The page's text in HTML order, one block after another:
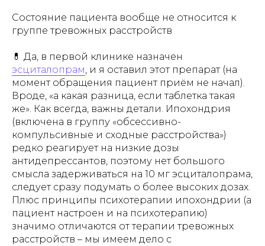
Состояние пациента вообще не относится к
группе тревожных расстройств
💊 Да, в первой клинике назначен
эсциталопрам, и я оставил этот препарат (на
момент обращения пациент приём не начал).
Вроде, «а какая разница, если таблетка такая
же». Как всегда, важны детали. Ипохондрия
(включена в группу «обсессивно-
компульсивные и сходные расстройства»)
редко реагирует на низкие дозы
антидепрессантов, поэтому нет большого
смысла задерживаться на 10 мг эсциталопрама,
следует сразу подумать о более высоких дозах.
Плюс принципы психотерапии ипохондрии (а
пациент настроен и на психотерапию)
значимо отличаются от терапии тревожных
расстройств – мы имеем дело с